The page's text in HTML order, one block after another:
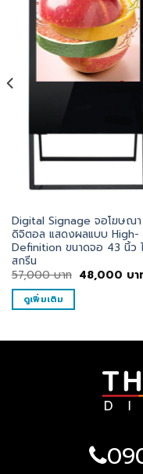
Digital Signage จอโฆษณา
ดิจิตอล แสดงผลแบบ High-
Definition ขนาดจอ 43 นิ้ว
สกรีน
57,000บาท Original
price
48,000 บา
ดูเพิ่มเติม